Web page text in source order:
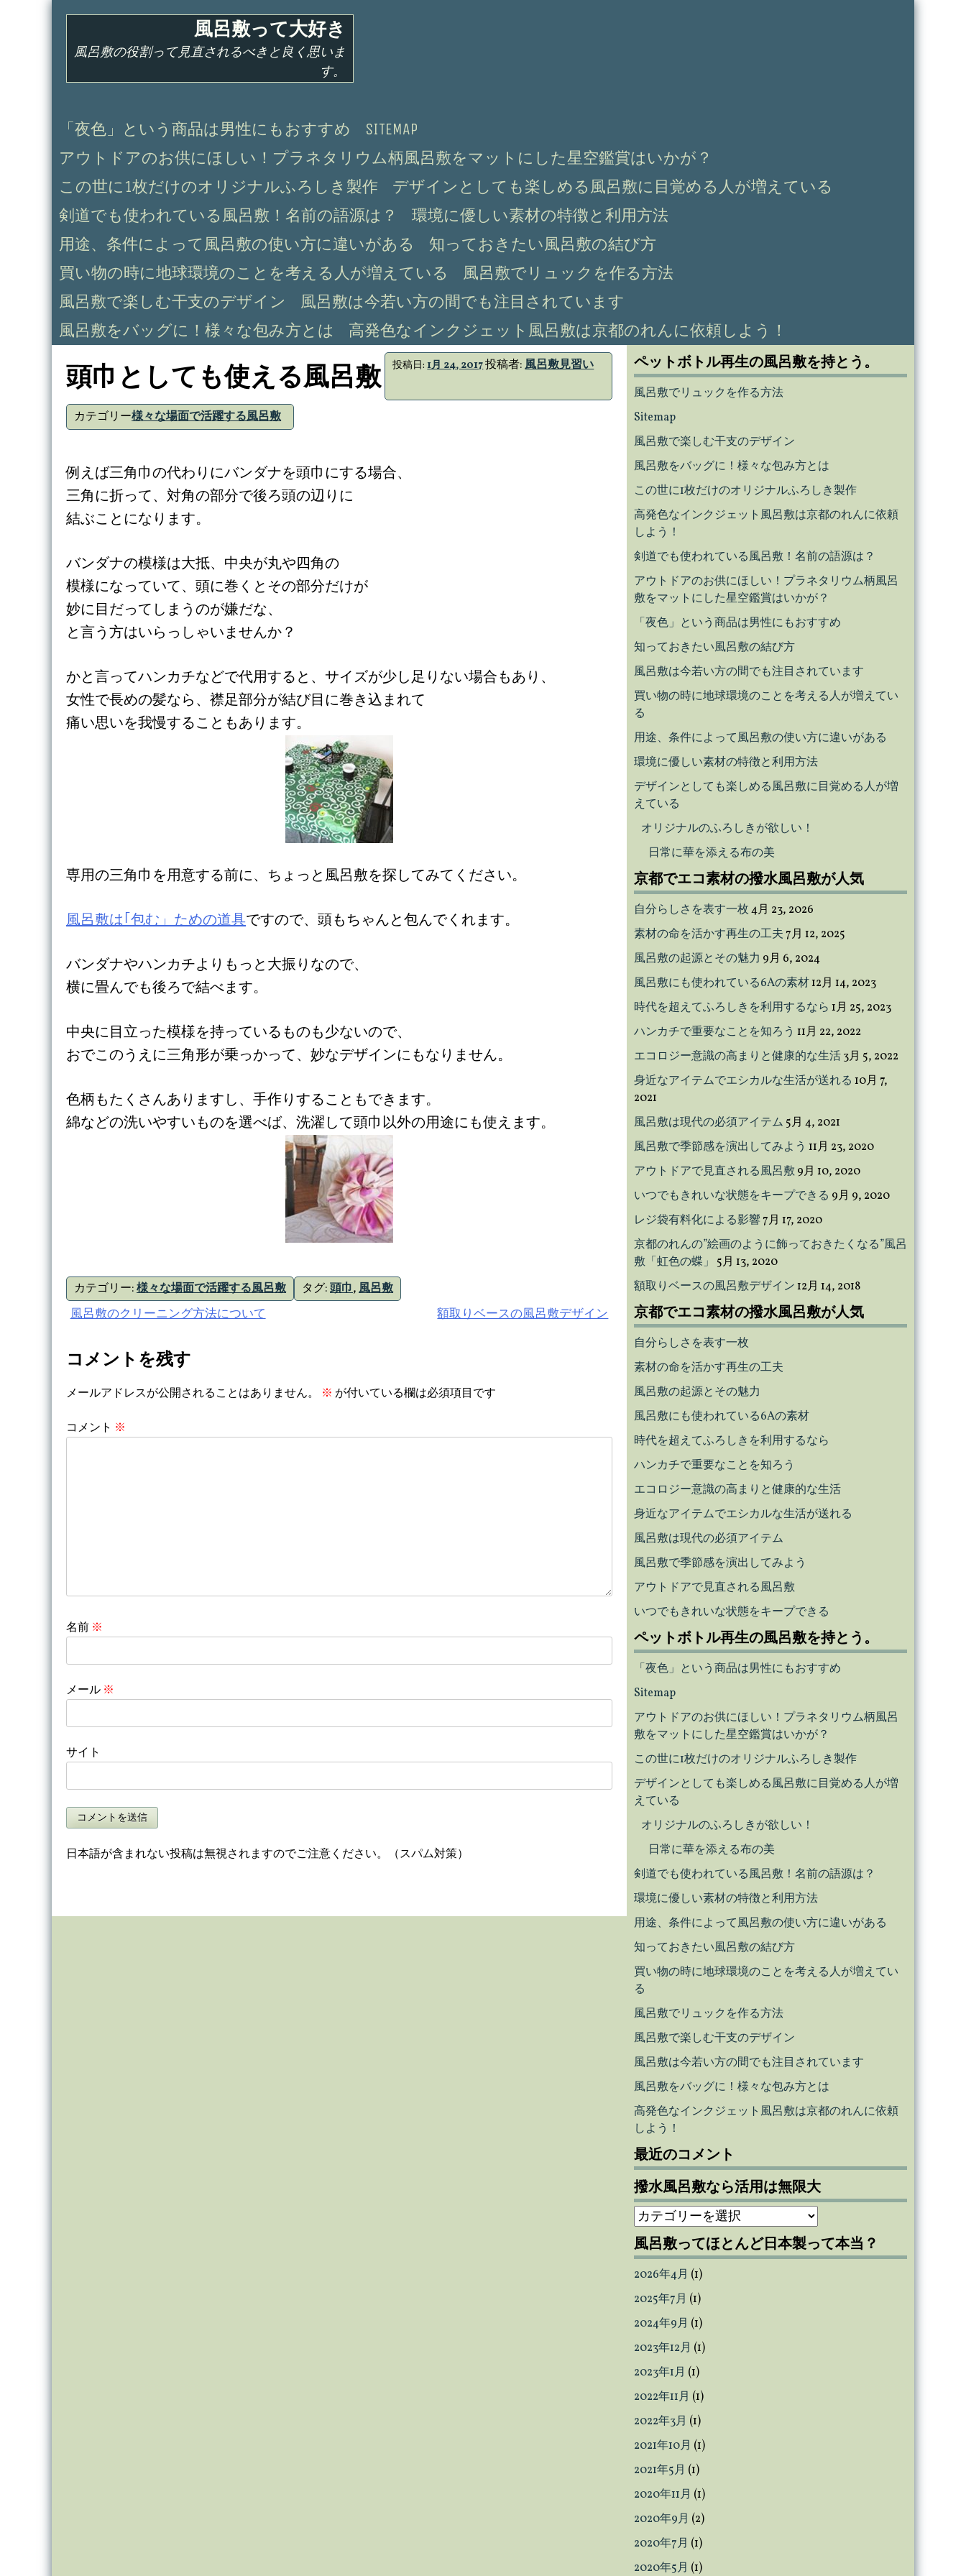
コ
ッ
プ
風呂敷って大好き
風呂敷の役割って見直されるべきと良く思いま
す。
「夜色」という商品は男性にもおすすめ
SITEMAP
アウトドアのお供にほしい！プラネタリウム柄風呂敷をマットにした星空鑑賞はいかが？
この世に1枚だけのオリジナルふろしき製作
デザインとしても楽しめる風呂敷に目覚める人が増えている
剣道でも使われている風呂敷！名前の語源は？
環境に優しい素材の特徴と利用方法
用途、条件によって風呂敷の使い方に違いがある
知っておきたい風呂敷の結び方
買い物の時に地球環境のことを考える人が増えている
風呂敷でリュックを作る方法
風呂敷で楽しむ干支のデザイン
風呂敷は今若い方の間でも注目されています
風呂敷をバッグに！様々な包み方とは
高発色なインクジェット風呂敷は京都のれんに依頼しよう！
頭巾としても使える風呂敷 投稿日:1月 24, 2017投稿者:風呂敷見習い
カテゴリー様々な場面で活躍する風呂敷
例えば三角巾の代わりにバンダナを頭巾にする場合、
三角に折って、対角の部分で後ろ頭の辺りに
結ぶことになります。
バンダナの模様は大抵、中央が丸や四角の
模様になっていて、頭に巻くとその部分だけが
妙に目だってしまうのが嫌だな、
と言う方はいらっしゃいませんか？
かと言ってハンカチなどで代用すると、サイズが少し足りない場合もあり、
女性で長めの髪なら、襟足部分が結び目に巻き込まれて
痛い思いを我慢することもあります。
専用の三角巾を用意する前に、ちょっと風呂敷を探してみてください。
風呂敷は｢包む」ための道具ですので、頭もちゃんと包んでくれます。
バンダナやハンカチよりもっと大振りなので、
横に畳んでも後ろで結べます。
中央に目立った模様を持っているものも少ないので、
おでこのうえに三角形が乗っかって、妙なデザインにもなりません。
色柄もたくさんありますし、手作りすることもできます。
綿などの洗いやすいものを選べば、洗濯して頭巾以外の用途にも使えます。
カテゴリー:様々な場面で活躍する風呂敷 タグ:頭巾,風呂敷
投
ナ
ビ
ゲ
風呂敷のクリーニング方法について 額取りベースの風呂敷デザイン
コメントを残す
メールアドレスが公開されることはありません。 ※ が付いている欄は必須項目です
コメント ※
名前 ※
メール ※
サイト
日本語が含まれない投稿は無視されますのでご注意ください。（スパム対策）
ペットボトル再生の風呂敷を持とう。
風呂敷でリュックを作る方法
Sitemap
風呂敷で楽しむ干支のデザイン
風呂敷をバッグに！様々な包み方とは
この世に1枚だけのオリジナルふろしき製作
高発色なインクジェット風呂敷は京都のれんに依頼
しよう！
剣道でも使われている風呂敷！名前の語源は？
アウトドアのお供にほしい！プラネタリウム柄風呂
敷をマットにした星空鑑賞はいかが？
「夜色」という商品は男性にもおすすめ
知っておきたい風呂敷の結び方
風呂敷は今若い方の間でも注目されています
買い物の時に地球環境のことを考える人が増えてい
る
用途、条件によって風呂敷の使い方に違いがある
環境に優しい素材の特徴と利用方法
デザインとしても楽しめる風呂敷に目覚める人が増
えている
オリジナルのふろしきが欲しい！
日常に華を添える布の美
京都でエコ素材の撥水風呂敷が人気
自分らしさを表す一枚4月 23, 2026
素材の命を活かす再生の工夫 7月 12, 2025
風呂敷の起源とその魅力 9月 6, 2024
風呂敷にも使われている6Aの素材12月 14, 2023
時代を超えてふろしきを利用するなら 1月 25, 2023
ハンカチで重要なことを知ろう 11月 22, 2022
エコロジー意識の高まりと健康的な生活3月 5, 2022
身近なアイテムでエシカルな生活が送れる 10月 7,
2021
風呂敷は現代の必須アイテム 5月 4, 2021
風呂敷で季節感を演出してみよう 11月 23, 2020
アウトドアで見直される風呂敷9月 10, 2020
いつでもきれいな状態をキープできる 9月 9, 2020
レジ袋有料化による影響7月 17, 2020
京都のれんの”絵画のように飾っておきたくなる”風呂
敷「虹色の蝶」 5月 13, 2020
額取りベースの風呂敷デザイン12月 14, 2018
京都でエコ素材の撥水風呂敷が人気
自分らしさを表す一枚
素材の命を活かす再生の工夫
風呂敷の起源とその魅力
風呂敷にも使われている6Aの素材
時代を超えてふろしきを利用するなら
ハンカチで重要なことを知ろう
エコロジー意識の高まりと健康的な生活
身近なアイテムでエシカルな生活が送れる
風呂敷は現代の必須アイテム
風呂敷で季節感を演出してみよう
アウトドアで見直される風呂敷
いつでもきれいな状態をキープできる
ペットボトル再生の風呂敷を持とう。
「夜色」という商品は男性にもおすすめ
Sitemap
アウトドアのお供にほしい！プラネタリウム柄風呂
敷をマットにした星空鑑賞はいかが？
この世に1枚だけのオリジナルふろしき製作
デザインとしても楽しめる風呂敷に目覚める人が増
えている
オリジナルのふろしきが欲しい！
日常に華を添える布の美
剣道でも使われている風呂敷！名前の語源は？
環境に優しい素材の特徴と利用方法
用途、条件によって風呂敷の使い方に違いがある
知っておきたい風呂敷の結び方
買い物の時に地球環境のことを考える人が増えてい
る
風呂敷でリュックを作る方法
風呂敷で楽しむ干支のデザイン
風呂敷は今若い方の間でも注目されています
風呂敷をバッグに！様々な包み方とは
高発色なインクジェット風呂敷は京都のれんに依頼
しよう！
最近のコメント
撥水風呂敷なら活用は無限大
撥
水
風
呂
敷
な
活
用
は
限
大
風呂敷ってほとんど日本製って本当？
2026年4月 (1)
2025年7月 (1)
2024年9月 (1)
2023年12月 (1)
2023年1月 (1)
2022年11月 (1)
2022年3月 (1)
2021年10月 (1)
2021年5月 (1)
2020年11月 (1)
2020年9月 (2)
2020年7月 (1)
2020年5月 (1)